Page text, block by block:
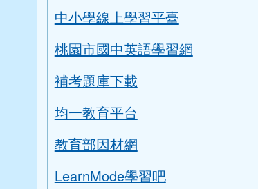
中小學線上學習平臺
桃園市國中英語學習網
補考題庫下載
均一教育平台
教育部因材網
LearnMode學習吧